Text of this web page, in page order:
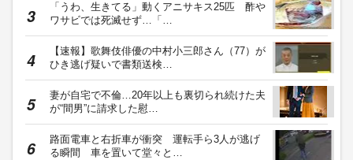
「うわ、生きてる」動くアニサキス25匹 酢や
ワサビでは死滅せず…「…
【速報】歌舞伎俳優の中村小三郎さん（77）が
ひき逃げ疑いで書類送検…
妻が自宅で不倫…20年以上も裏切られ続けた夫
が“間男”に請求した慰…
路面電車と右折車が衝突 運転手ら3人が逃げ
る瞬間 車を置いて堂々と…